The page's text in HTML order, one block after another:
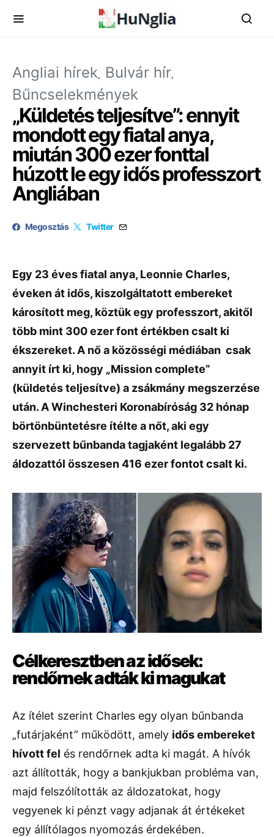
Angliai hírek Bulvár hír
Bűncselekmények
„Küldetés teljesítve”: ennyit
mondott egy fiatal anya,
miután 300 ezer fonttal
húzott le egy idős professzort
Angliában
Megosztás Twitter
Egy 23 éves fiatal anya, Leonnie Charles,
éveken át idős, kiszolgáltatott embereket
károsított meg, köztük egy professzort, akitől
több mint 300 ezer font értékben csalt ki
ékszereket. A nő a közösségi médiában csak
annyit írt ki, hogy „Mission complete”
(küldetés teljesítve) a zsákmány megszerzése
után. A Winchesteri Koronabíróság 32 hónap
börtönbüntetésre ítélte a nőt, aki egy
szervezett bűnbanda tagjaként legalább 27
áldozattól összesen 416 ezer fontot csalt ki.
Célkeresztben az idősek:
rendőrnek adták ki magukat
Az ítélet szerint Charles egy olyan bűnbanda
„futárjaként” működött, amely idős embereket
hívott fel és rendőrnek adta ki magát. A hívók
azt állították, hogy a bankjukban probléma van,
majd felszólították az áldozatokat, hogy
vegyenek ki pénzt vagy adjanak át értékeket
egy állítólagos nyomozás érdekében.